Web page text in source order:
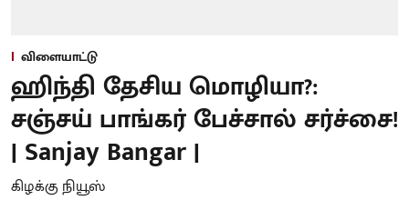
விளையாட்டு
ஹிந்தி தேசிய மொழியா?:
சஞ்சய் பாங்கர் பேச்சால் சர்ச்சை!
| Sanjay Bangar |
கிழக்கு நியூஸ்